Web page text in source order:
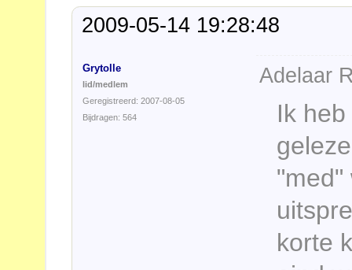
2009-05-14 19:28:48
Grytolle
lid/medlem
Geregistreerd: 2007-08-05
Bijdragen: 564
Adelaar
Ik
"med"
korte